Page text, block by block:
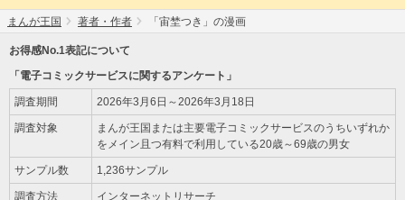
まんが王国 著者・作者 「宙埜つき」の漫画
お得感No.1表記について
「電子コミックサービスに関するアンケート」
調査期間 2026年3月6日～2026年3月18日
調査対象
まんが王国または主要電子コミックサービスのうちいずれか
をメイン且つ有料で利用している20歳～69歳の男女
サンプル数 1,236サンプル
調査方法 インターネットリサーチ